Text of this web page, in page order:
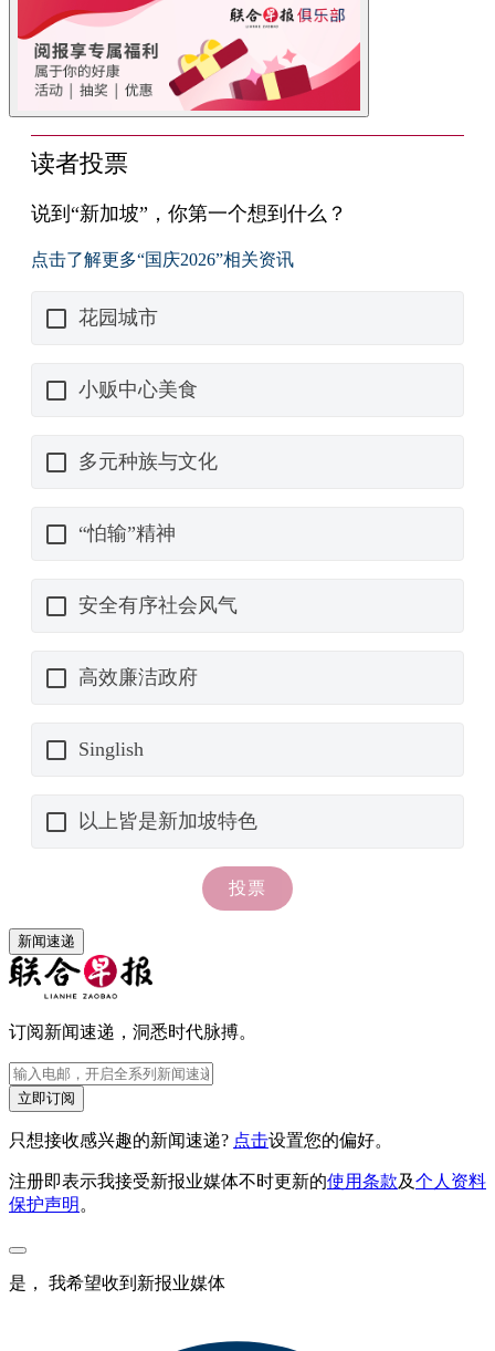
新闻速递
订阅新闻速递，洞悉时代脉搏。
立即订阅
只想接收感兴趣的新闻速递? 点击设置您的偏好。
注册即表示我接受新报业媒体不时更新的使用条款及个人资料
保护声明 。
是， 我希望收到新报业媒体